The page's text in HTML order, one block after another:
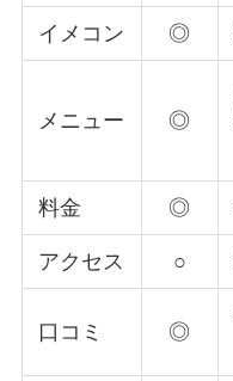
イメコン ◎
メニュー ◎
料金 ◎
アクセス ○
口コミ ◎